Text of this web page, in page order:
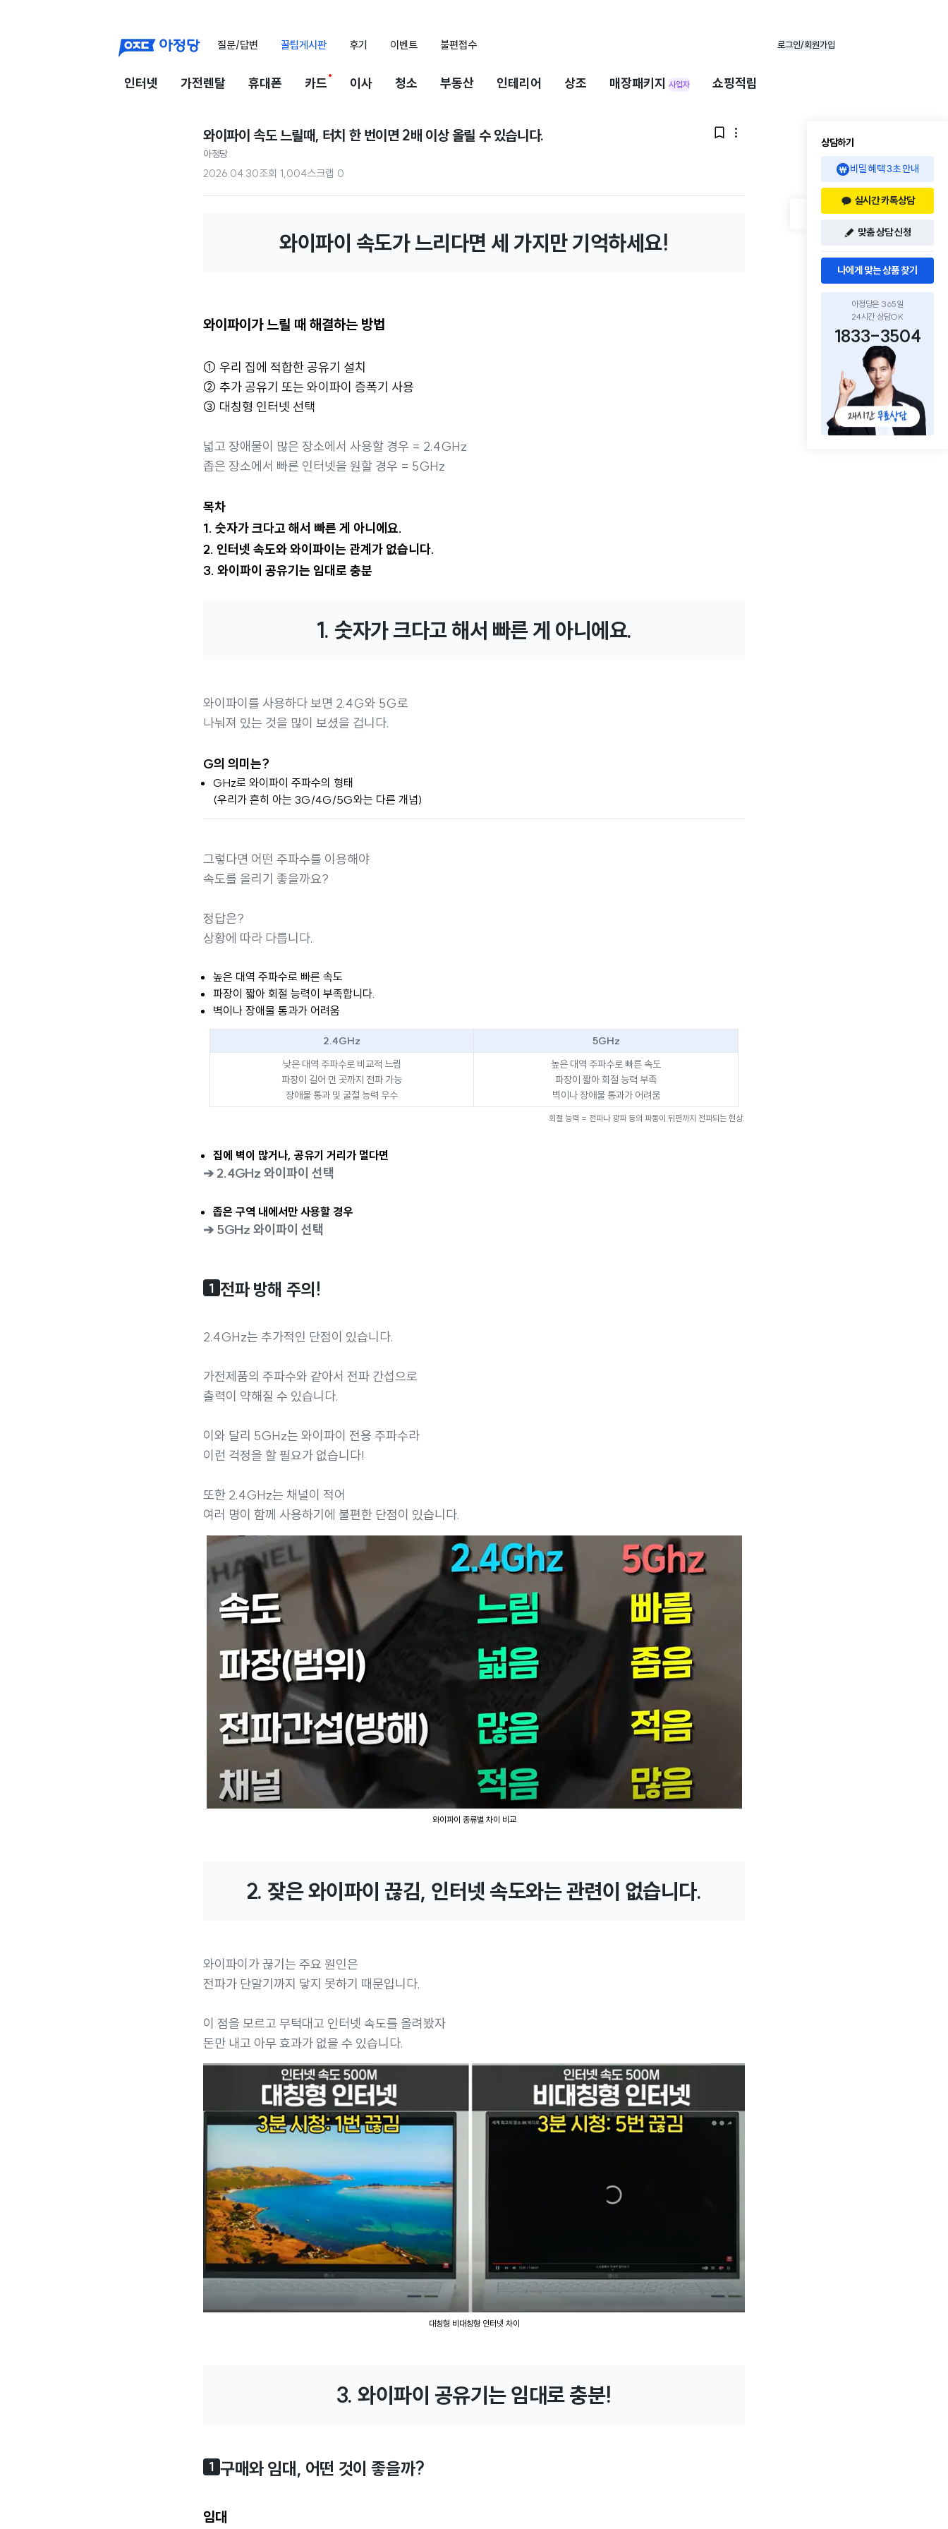
질문/답변 꿀팁게시판 후기 이벤트 불편접수 로그인/회원가입
인터넷 가전렌탈 휴대폰 카드 이사 청소 부동산 인테리어 상조 매장패키지 사업자 쇼핑적립
와이파이 속도 느릴때, 터치 한 번이면 2배 이상 올릴 수 있습니다.  
아정당
2026.04.30조회 1,004스크랩 0
와이파이 속도가 느리다면 세 가지만 기억하세요!
와이파이가 느릴 때 해결하는 방법
① 우리 집에 적합한 공유기 설치
② 추가 공유기 또는 와이파이 증폭기 사용
③ 대칭형 인터넷 선택
넓고 장애물이 많은 장소에서 사용할 경우 = 2.4GHz
좁은 장소에서 빠른 인터넷을 원할 경우 = 5GHz
목차
1. 숫자가 크다고 해서 빠른 게 아니에요.
2. 인터넷 속도와 와이파이는 관계가 없습니다.
3. 와이파이 공유기는 임대로 충분
1. 숫자가 크다고 해서 빠른 게 아니에요.
와이파이를 사용하다 보면 2.4G와 5G로
나눠져 있는 것을 많이 보셨을 겁니다.
G의 의미는?
GHz로 와이파이 주파수의 형태
(우리가 흔히 아는 3G/4G/5G와는 다른 개념)
그렇다면 어떤 주파수를 이용해야
속도를 올리기 좋을까요?
정답은?
상황에 따라 다릅니다.
높은 대역 주파수로 빠른 속도
파장이 짧아 회절 능력이 부족합니다.
벽이나 장애물 통과가 어려움
2.4GHz
5GHz
낮은 대역 주파수로 비교적 느림
파장이 길어 먼 곳까지 전파 가능
장애물 통과 및 굴절 능력 우수
높은 대역 주파수로 빠른 속도
파장이 짧아 회절 능력 부족
벽이나 장애물 통과가 어려움
회절 능력 = 전파나 광파 등의 파동이 뒤편까지 전파되는 현상.
집에 벽이 많거나, 공유기 거리가 멀다면
➔ 2.4GHz 와이파이 선택
좁은 구역 내에서만 사용할 경우
➔ 5GHz 와이파이 선택
1 전파 방해 주의!
2.4GHz는 추가적인 단점이 있습니다.
가전제품의 주파수와 같아서 전파 간섭으로
출력이 약해질 수 있습니다.
이와 달리 5GHz는 와이파이 전용 주파수라
이런 걱정을 할 필요가 없습니다!
또한 2.4GHz는 채널이 적어
여러 명이 함께 사용하기에 불편한 단점이 있습니다.
와이파이 종류별 차이 비교
2. 잦은 와이파이 끊김, 인터넷 속도와는 관련이 없습니다.
와이파이가 끊기는 주요 원인은
전파가 단말기까지 닿지 못하기 때문입니다.
이 점을 모르고 무턱대고 인터넷 속도를 올려봤자
돈만 내고 아무 효과가 없을 수 있습니다.
대칭형 비대칭형 인터넷 차이
3. 와이파이 공유기는 임대로 충분!
1 구매와 임대, 어떤 것이 좋을까?
임대
상담하기
비밀 혜택 3초 안내
실시간 카톡상담
맞춤 상담 신청
나에게 맞는 상품 찾기
아정당은 365일
24시간 상담OK
1833-3504